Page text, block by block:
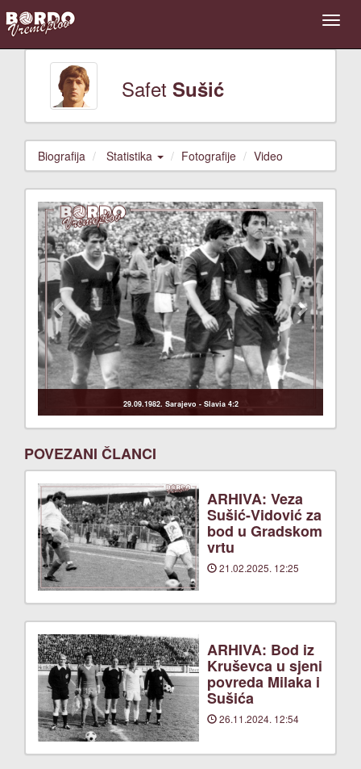
Safet Sušić
Biografija Statistika Fotografije Video
29.09.1982. Sarajevo - Slavia 4:2
Previous Next
POVEZANI ČLANCI
ARHIVA: Veza
Sušić-Vidović za
bod u Gradskom
vrtu
21.02.2025. 12:25
ARHIVA: Bod iz
Kruševca u sjeni
povreda Milaka i
Sušića
26.11.2024. 12:54